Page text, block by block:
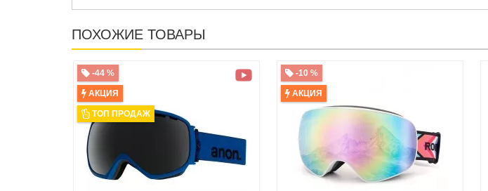
ПОХОЖИЕ ТОВАРЫ
-44 %
АКЦИЯ
ТОП ПРОДАЖ
-10 %
АКЦИЯ